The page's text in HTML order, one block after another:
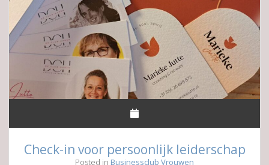
Check-in voor persoonlijk leiderschap
Posted in Businessclub Vrouwen